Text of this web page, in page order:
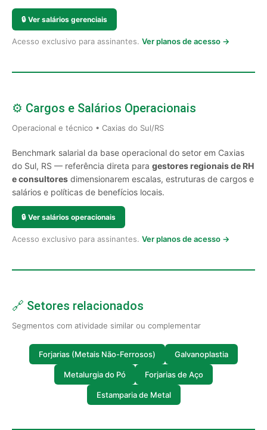
🔒 Ver salários gerenciais
Acesso exclusivo para assinantes. Ver planos de acesso →
⚙️ Cargos e Salários Operacionais
Operacional e técnico • Caxias do Sul/RS
Benchmark salarial da base operacional do setor em Caxias
do Sul, RS — referência direta para gestores regionais de RH
e consultores dimensionarem escalas, estruturas de cargos e
salários e políticas de benefícios locais.
🔒 Ver salários operacionais
Acesso exclusivo para assinantes. Ver planos de acesso →
🔗 Setores relacionados
Segmentos com atividade similar ou complementar
Forjarias (Metais Não-Ferrosos) Galvanoplastia
Metalurgia do Pó Forjarias de Aço
Estamparia de Metal